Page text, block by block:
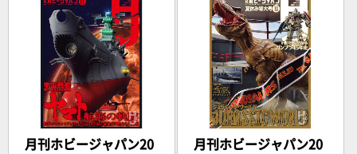
月刊ホビージャパン20
月刊ホビージャパン20